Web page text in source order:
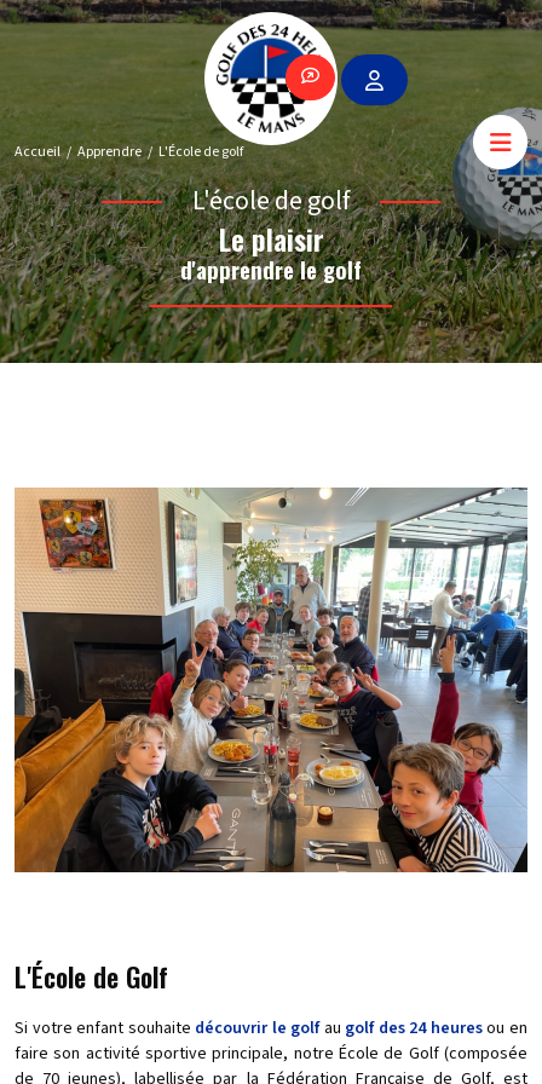
Accueil Apprendre L'École de golf
L'école de golf
Le plaisir
d'apprendre le golf
L'École de Golf
Si votre enfant souhaite découvrir le golfau golf des 24 heuresou en
faire son activité sportive principale, notre École de Golf (composée
de 70 jeunes), labellisée par la Fédération Française de Golf, est